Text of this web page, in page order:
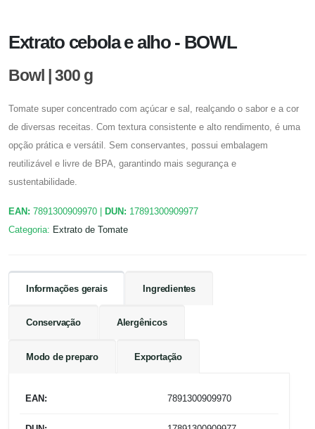
Extrato cebola e alho - BOWL
Bowl | 300 g
Tomate super concentrado com açúcar e sal, realçando o sabor e a cor
de diversas receitas. Com textura consistente e alto rendimento, é uma
opção prática e versátil. Sem conservantes, possui embalagem
reutilizável e livre de BPA, garantindo mais segurança e
sustentabilidade.
EAN: 7891300909970 DUN: 17891300909977
Categoria: Extrato de Tomate
Informações gerais Ingredientes
Conservação Alergênicos
Modo de preparo Exportação
EAN: 7891300909970